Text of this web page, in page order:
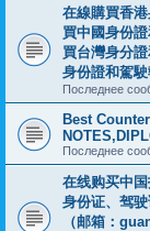
在線購買香
買中國身份
買台灣身分
身份證和駕
Последнее
Best
Последнее
在线购买中
身份证、驾
（邮箱：